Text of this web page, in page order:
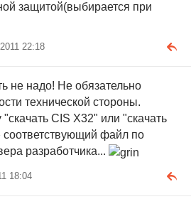
защитой(выбирается при
22:18
не надо! Не обязательно
технической стороны.
CIS Х32" или "скачать
соответствующий файл по
разработчика...
18:04